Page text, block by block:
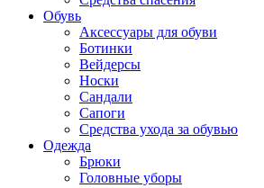
Обувь
Аксессуары для обуви
Ботинки
Вейдерсы
Носки
Сандали
Сапоги
Средства ухода за обувью
Одежда
Брюки
Головные уборы